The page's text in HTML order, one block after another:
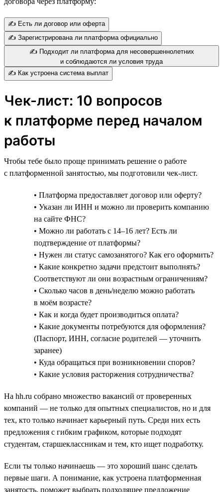
✍️ Есть ли договор или оферта
✍️ Зарегистрирована ли платформа официально
✍️ Подходит ли платформа для несовершеннолетних
и соблюдаются ли условия труда
✍️ Как устроена система выплат
Чек-лист: 10 вопросов
к платформе перед началом
работы
Чтобы тебе было проще принимать решение о работе
с платформенной занятостью, мы подготовили чек-лист.
• Платформа предоставляет договор или оферту?
• Указан ли ИНН и можно ли проверить компанию
на сайте ФНС?
• Можно ли работать с 14–16 лет? Есть ли
подтверждение от платформы?
• Нужен ли статус самозанятого? Как его оформить?
• Какие конкретно задачи предстоит выполнять?
Соответствуют ли они возрастным ограничениям?
• Сколько часов в день/неделю можно работать
в моём возрасте?
• Как и когда будет производиться оплата?
• Какие документы потребуются для оформления?
(Паспорт, ИНН, согласие родителей — уточнить
заранее)
• Куда обращаться при возникновении споров?
• Какие условия расторжения сотрудничества?
На hh.ru собрано множество вакансий от проверенных
компаний — не только для опытных специалистов, но и для
тех, кто только начинает карьерный путь. Среди них есть
предложения с гибким графиком, которые подходят
студентам, старшеклассникам и тем, кто ищет подработку.
Если ты только начинаешь — это хороший шанс сделать
первые шаги. А понимание, как устроена платформенная
занятость, поможет выбрать подходящее предложение